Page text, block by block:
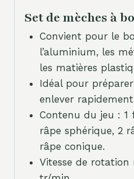
Set de mèches à
Convient pour le
l’aluminium, les
les matières
Idéal pour
enlever
Contenu du jeu : 1
râpe sphérique, 2
râpe conique.
Vitesse de